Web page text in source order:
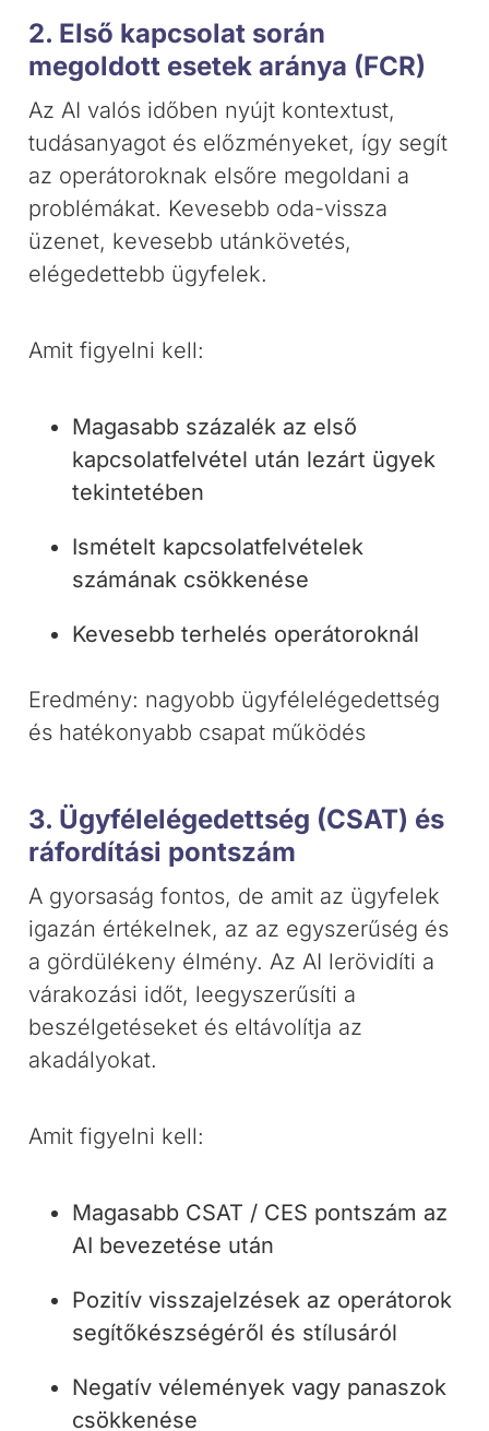
2. Első kapcsolat során
megoldott esetek aránya (FCR)
Az AI valós időben nyújt kontextust,
tudásanyagot és előzményeket, így segít
az operátoroknak elsőre megoldani a
problémákat. Kevesebb oda-vissza
üzenet, kevesebb utánkövetés,
elégedettebb ügyfelek.
Amit figyelni kell:
Magasabb százalék az első
kapcsolatfelvétel után lezárt ügyek
tekintetében
Ismételt kapcsolatfelvételek
számának csökkenése
Kevesebb terhelés operátoroknál
Eredmény: nagyobb ügyfélelégedettség
és hatékonyabb csapat működés
3. Ügyfélelégedettség (CSAT) és
ráfordítási pontszám
A gyorsaság fontos, de amit az ügyfelek
igazán értékelnek, az az egyszerűség és
a gördülékeny élmény. Az AI lerövidíti a
várakozási időt, leegyszerűsíti a
beszélgetéseket és eltávolítja az
akadályokat.
Amit figyelni kell:
Magasabb CSAT / CES pontszám az
AI bevezetése után
Pozitív visszajelzések az operátorok
segítőkészségéről és stílusáról
Negatív vélemények vagy panaszok
csökkenése